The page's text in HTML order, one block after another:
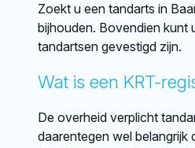
Zoekt u een tandarts in
bijhouden. Bovendien kunt
tandartsen gevestigd zijn.
Wat is een KRT-
De overheid verplicht
daarentegen wel belangrijk